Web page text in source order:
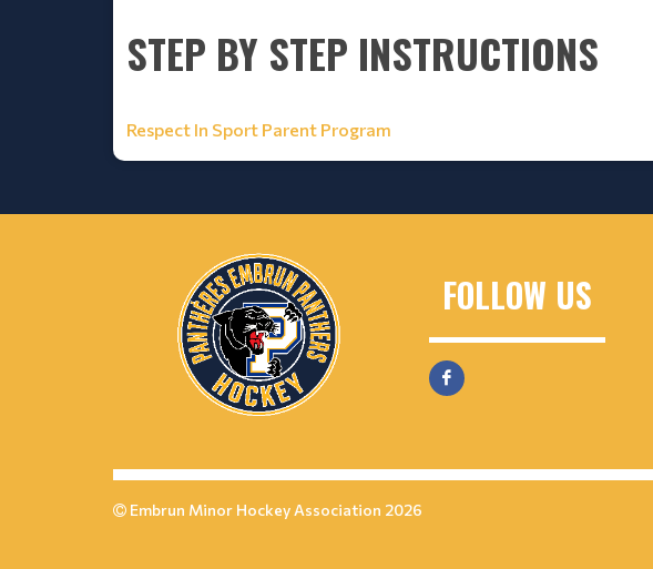
STEP BY STEP INSTRUCTIONS
Respect In Sport Parent Program
FOLLOW US
Embrun Minor Hockey Association 2026